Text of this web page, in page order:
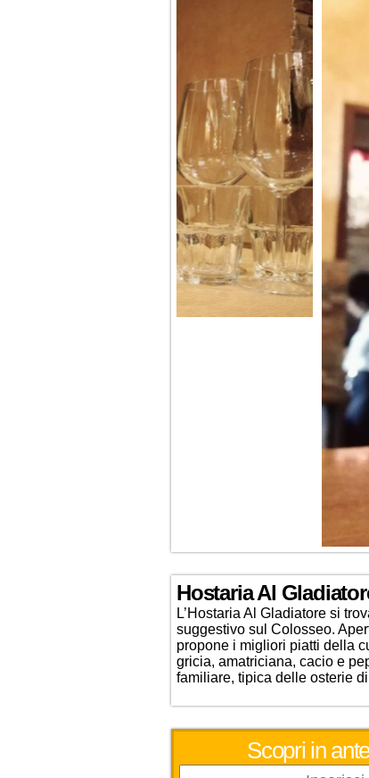
Hostaria Al
L’Hostaria Al Gladiatore si
suggestivo sul Colosseo.
propone i migliori piatti della
gricia, amatriciana, cacio e
familiare, tipica delle osterie
Scopri in